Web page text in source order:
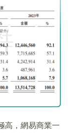
高，網易商業一